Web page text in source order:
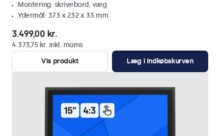
Montering: skrivebord, væg
Ydermål: 373 x 232 x 33 mm
3.499,00 kr.
4.373,75 kr. inkl. moms
Vis produkt
Læg i indkøbskurven